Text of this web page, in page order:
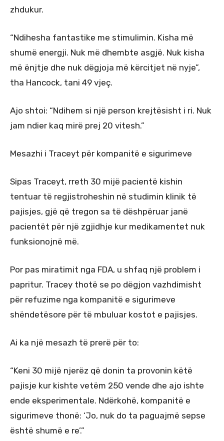
zhdukur.
“Ndihesha fantastike me stimulimin. Kisha më
shumë energji. Nuk më dhembte asgjë. Nuk kisha
më ënjtje dhe nuk dëgjoja më kërcitjet në nyje”,
tha Hancock, tani 49 vjeç.
Ajo shtoi: “Ndihem si një person krejtësisht i ri. Nuk
jam ndier kaq mirë prej 20 vitesh.”
Mesazhi i Traceyt për kompanitë e sigurimeve
Sipas Traceyt, rreth 30 mijë pacientë kishin
tentuar të regjistroheshin në studimin klinik të
pajisjes, gjë që tregon sa të dëshpëruar janë
pacientët për një zgjidhje kur medikamentet nuk
funksionojnë më.
Por pas miratimit nga FDA, u shfaq një problem i
papritur. Tracey thotë se po dëgjon vazhdimisht
për refuzime nga kompanitë e sigurimeve
shëndetësore për të mbuluar kostot e pajisjes.
Ai ka një mesazh të prerë për to:
“Keni 30 mijë njerëz që donin ta provonin këtë
pajisje kur kishte vetëm 250 vende dhe ajo ishte
ende eksperimentale. Ndërkohë, kompanitë e
sigurimeve thonë: ‘Jo, nuk do ta paguajmë sepse
është shumë e re’.”